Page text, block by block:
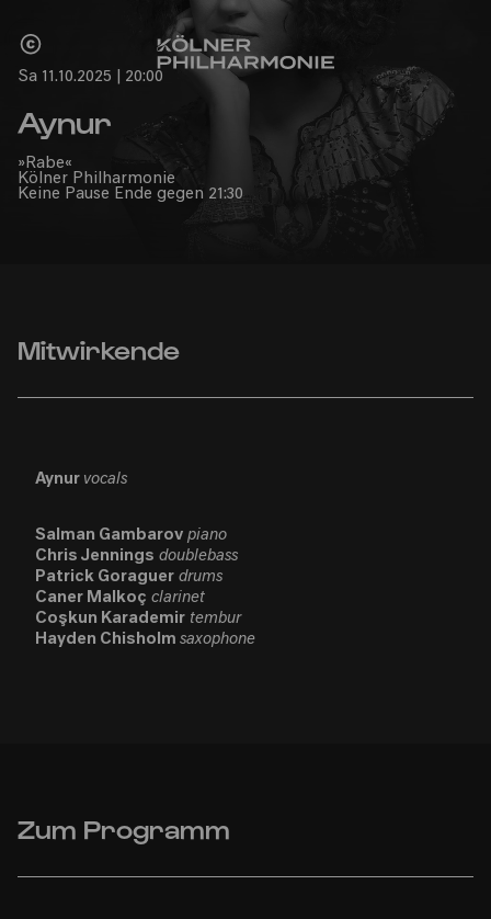
Sa 11.10.2025 | 20:00
Aynur
»Rabe«
Kölner Philharmonie
Keine Pause Ende gegen 21:30
Mitwirkende
Aynur vocals
Salman Gambarov piano
Chris Jennings doublebass
Patrick Goraguer drums
Caner Malkoç clarinet
Coşkun Karademir tembur
Hayden Chisholm saxophone
Zum Programm